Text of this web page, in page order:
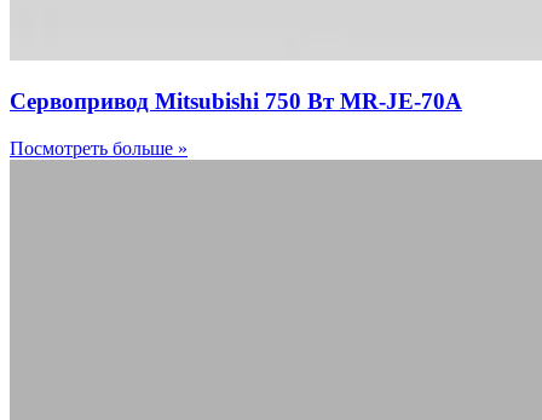
Сервопривод Mitsubishi 750 Вт MR-JE-70A
Посмотреть больше »